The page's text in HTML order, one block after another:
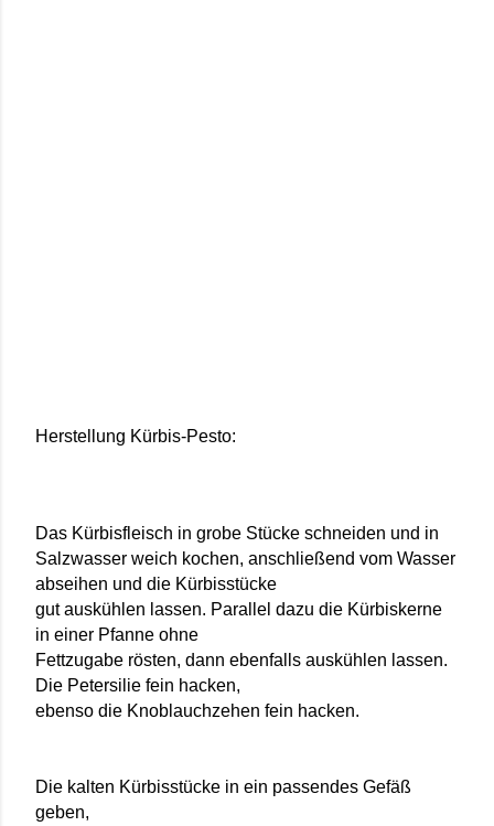
Herstellung Kürbis-Pesto:
Das Kürbisfleisch in grobe Stücke schneiden und in
Salzwasser weich kochen, anschließend vom Wasser
abseihen und die Kürbisstücke
gut auskühlen lassen. Parallel dazu die Kürbiskerne
in einer Pfanne ohne
Fettzugabe rösten, dann ebenfalls auskühlen lassen.
Die Petersilie fein hacken,
ebenso die Knoblauchzehen fein hacken.
Die kalten Kürbisstücke in ein passendes Gefäß
geben,